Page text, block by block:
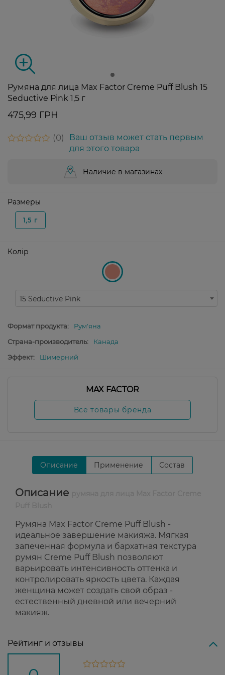
Румяна для лица Max Factor Creme Puff Blush 15
Seductive Pink 1,5 г
475,99 ГРН
0
Ваш отзыв может стать первым
для этого товара
Наличие в магазинах
Размеры
1,5 г
Колір
15 Seductive Pink
Формат продукта:
Рум'яна
Страна-производитель:
Канада
Эффект:
Шимерний
MAX FACTOR
Все товары бренда
Описание Применение Состав
Описание
Румяна Max Factor Creme Puff Blush -
идеальное завершение макияжа. Мягкая
запеченная формула и бархатная текстура
румян Creme Puff Blush позволяют
варьировать интенсивность оттенка и
контролировать яркость цвета. Каждая
женщина может создать свой образ -
естественный дневной или вечерний
макияж.
Рейтинг и отзывы